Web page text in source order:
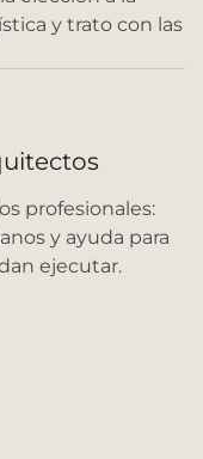
y trato con las
profesionales:
y ayuda para
ejecutar.